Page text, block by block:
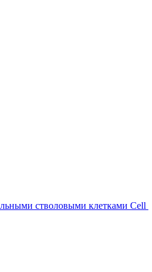
стволовыми клетками Cell